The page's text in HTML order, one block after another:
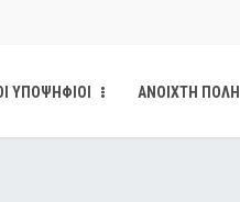
ΥΠΟΨΗΦΙΟΙ ΑΝΟΙΧΤΗ ΠΟΛΗ